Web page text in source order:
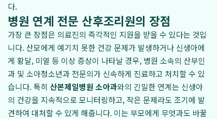
다.
병원 연계 전문 산후조리원의 장점
가장 큰 장점은 의료진의 즉각적인 지원을 받을 수 있다는 것입
니다. 산모에게 예기치 못한 건강 문제가 발생하거나 신생아에
게 황달, 미열 등 이상 증상이 나타날 경우, 병원 소속의 산부인
과 및 소아청소년과 전문의가 신속하게 진료하고 처치할 수 있
습니다. 특히 산본제일병원 소아과와의 긴밀한 연계는 신생아
의 건강을 지속적으로 모니터링하고, 작은 문제라도 조기에 발
견하여 대처할 수 있게 해줍니다. 이는 부모에게 무엇과도 바꿀